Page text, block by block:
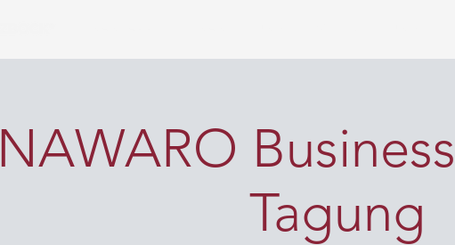
NAWARO
Tagung